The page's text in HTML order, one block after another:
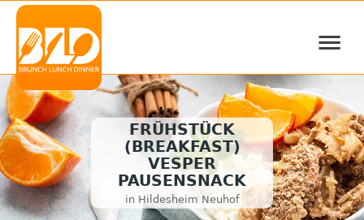
≡
FRÜHSTÜCK
(BREAKFAST)
VESPER
PAUSENSNACK
in Hildesheim Neuhof